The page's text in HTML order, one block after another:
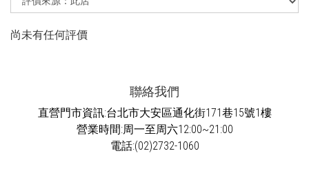
尚未有任何評價
聯絡我們
直營門市資訊:台北市大安區通化街171巷15號1樓
營業時間:周一至周六12:00~21:00
電話:(02)2732-1060